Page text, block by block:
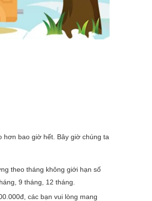
hơn bao giờ hết. Bây giờ chúng ta
theo tháng không giới hạn số
9 tháng, 12 tháng.
các bạn vui lòng mang